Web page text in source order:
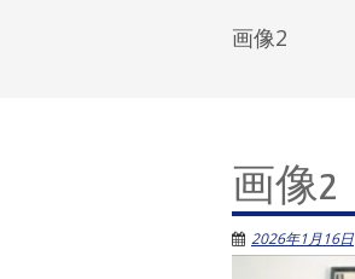
画像2
画像2
2026年1月16日